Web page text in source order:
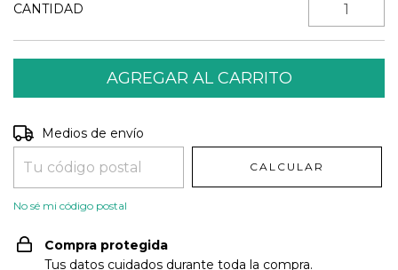
CANTIDAD
Entregas para el CP:
Medios de envío
CALCULAR
No sé mi código postal
Compra protegida
Tus datos cuidados durante toda la compra.